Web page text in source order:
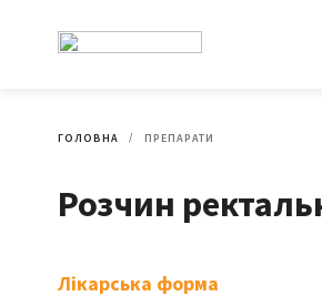
ГОЛОВНА ПРЕПАРАТИ
Розчин
Лікарська форма